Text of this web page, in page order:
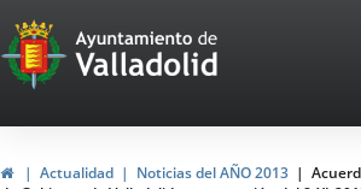
Portal
Web
del
Ayuntamiento
HomeActualidad Noticias del AÑO 2013